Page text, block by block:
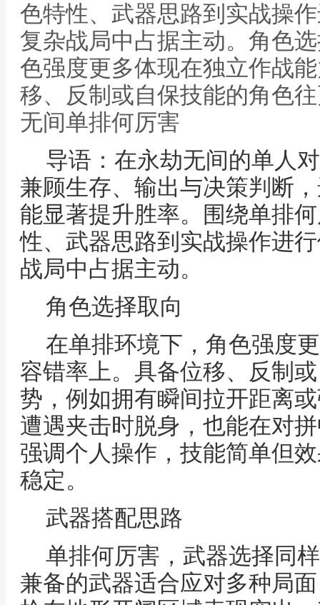
色特性、武器思路到实战操
复杂战局中占据主动。角色
色强度更多体现在独立作战
移、反制或自保技能的角色
无间单排何厉害
导语：在永劫无间的单人
兼顾生存、输出与决策判断
能显著提升胜率。围绕单排
性、武器思路到实战操作进
战局中占据主动。
角色选择取向
在单排环境下，角色强度
容错率上。具备位移、反制
势，例如拥有瞬间拉开距离
遭遇夹击时脱身，也能在对
强调个人操作，技能简单但
稳定。
武器搭配思路
单排何厉害，武器选择同
兼备的武器适合应对多种局